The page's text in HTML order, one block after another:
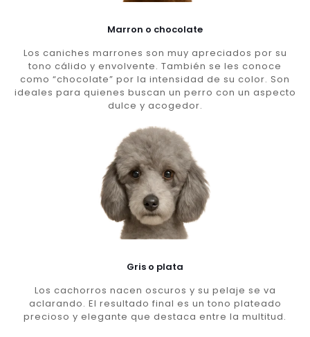
Marron o chocolate
Los caniches marrones son muy apreciados por su
tono cálido y envolvente. También se les conoce
como “chocolate” por la intensidad de su color. Son
ideales para quienes buscan un perro con un aspecto
dulce y acogedor.
Gris o plata
Los cachorros nacen oscuros y su pelaje se va
aclarando. El resultado final es un tono plateado
precioso y elegante que destaca entre la multitud.